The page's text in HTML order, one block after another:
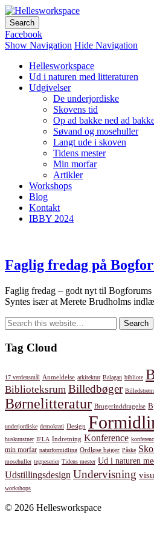
Facebook
Show Navigation Hide Navigation
Hellesworkspace
Ud i naturen med litteraturen
Udgivelser
De underjordiske
Skovens tid
Op ad bakke ned ad
Søvand og mosehuller
Langt ude i skoven
Tidens mester
Min morfar
Artikler
Workshops
Blog
Kontakt
IBBY 2024
Faglig fredag på
Faglig fredag – godt nyt til Bogforums
Syntes især at Merete Brudholms
Tag Cloud
17 verdensmål Anmeldelse arkitektur Balagan bibliote
Biblioteksrum Billedbøger Billedstrøm
Børnelitteratur Brugerinddragelse
underjordiske demokrati Design
huskunstner IFLA Indretning Konference
min morfar naturformidling Ordløse bøger Påske
mosehuller tegneserier Tidens mester Ud i naturen
Udstillingsdesign Undervisning
workshops
© 2026 Hellesworkspace